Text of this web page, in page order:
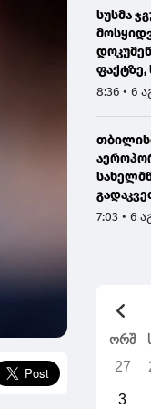
სუსმა
დააკავა
8:36 • 6
7:03 • 6
ორშ
27
3